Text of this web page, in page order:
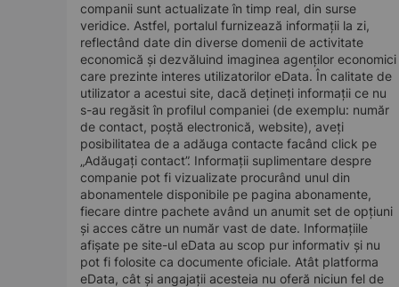
companii sunt actualizate în timp real, din surse
veridice. Astfel, portalul furnizează informații la zi,
reflectând date din diverse domenii de activitate
economică și dezvăluind imaginea agenților economici
care prezinte interes utilizatorilor eData. În calitate de
utilizator a acestui site, dacă dețineți informații ce nu
s-au regăsit în profilul companiei (de exemplu: număr
de contact, poștă electronică, website), aveți
posibilitatea de a adăuga contacte facând click pe
„Adăugați contact”. Informații suplimentare despre
companie pot fi vizualizate procurând unul din
abonamentele disponibile pe pagina abonamente,
fiecare dintre pachete având un anumit set de opțiuni
și acces către un număr vast de date. Informațiile
afișate pe site-ul eData au scop pur informativ și nu
pot fi folosite ca documente oficiale. Atât platforma
eData, cât și angajații acesteia nu oferă niciun fel de